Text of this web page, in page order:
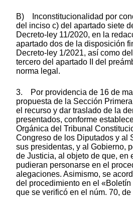
B) Inconstitucionalidad por
del inciso c) del apartado siete
Decreto-ley 11/2020, en la
apartado dos de la disposición
Decreto-ley 1/2021, así como
tercero del apartado II del
norma legal.
3. Por providencia de 16 de
propuesta de la Sección
el recurso y dar traslado de la
presentados, conforme
Orgánica del Tribunal
Congreso de los Diputados y al
sus presidentas, y al Gobierno,
de Justicia, al objeto de que, en
pudieran personarse en el
alegaciones. Asimismo, se
del procedimiento en el
que se verificó en el núm. 70,